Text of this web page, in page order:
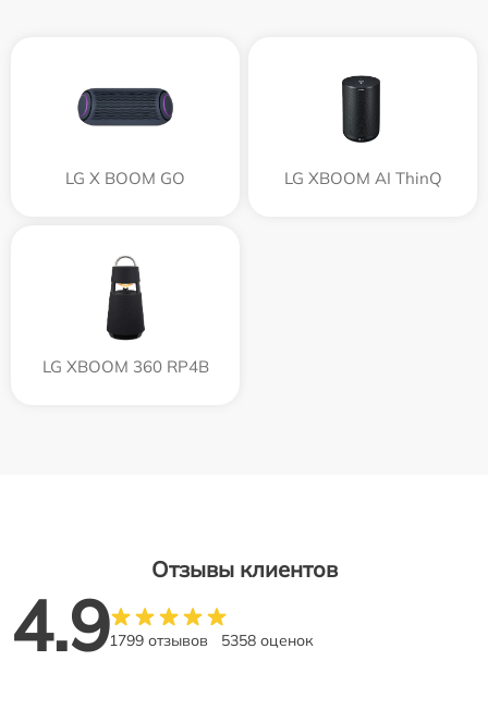
LG X BOOM GO LG XBOOM AI ThinQ
LG XBOOM 360 RP4B
Отзывы клиентов
4.91799 отзывов 5358 оценок